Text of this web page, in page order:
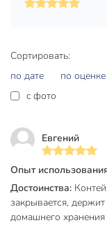
Сортировать:
по дате
по оценке
c фото
Евгений
Опыт
Достоинства:
закрывается,
домашнего